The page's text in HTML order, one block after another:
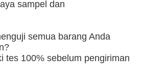
sampel dan
semua barang Anda
tes 100% sebelum pengiriman